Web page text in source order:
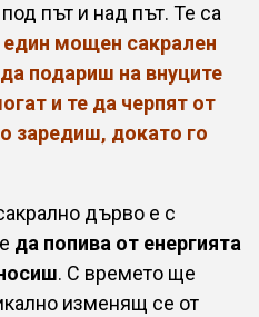
път и над път. Те са
един мощен сакрален
подариш на внуците
и те да черпят от
заредиш, докато го
дърво е с
да попива от енергията
. С времето ще
изменящ се от